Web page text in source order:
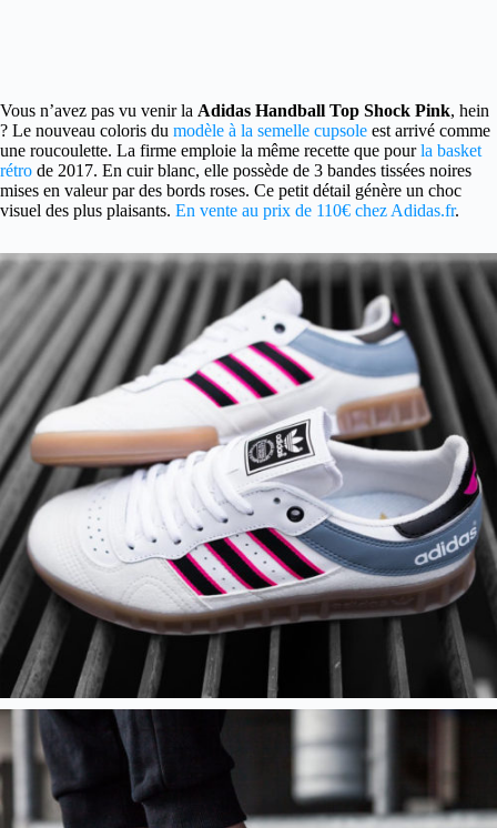
Vous n’avez pas vu venir la Adidas Handball Top Shock Pink, hein
? Le nouveau coloris du modèle à la semelle cupsole est arrivé comme
une roucoulette. La firme emploie la même recette que pourla basket
rétro de 2017. En cuir blanc, elle possède de 3 bandes tissées noires
mises en valeur par des bords roses. Ce petit détail génère un choc
visuel des plus plaisants. En vente au prix de 110€ chez Adidas.fr.